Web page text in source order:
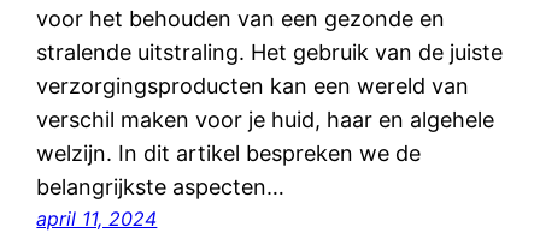
voor het behouden van een gezonde en
stralende uitstraling. Het gebruik van de juiste
verzorgingsproducten kan een wereld van
verschil maken voor je huid, haar en algehele
welzijn. In dit artikel bespreken we de
belangrijkste aspecten…
april 11, 2024